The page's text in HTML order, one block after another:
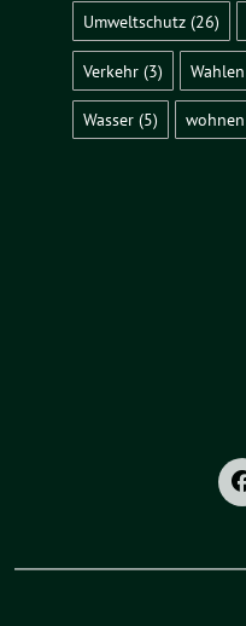
Umweltschutz (26)
Verkehr (3) Wahlen
Wasser (5) wohnen